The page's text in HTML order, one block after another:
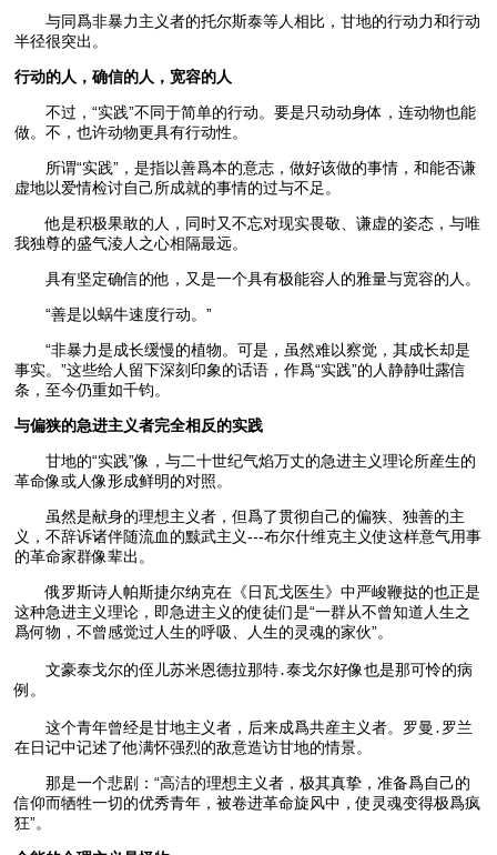
与同爲非暴力主义者的托尔斯泰等人相比，甘地的行动力和行动
半径很突出。
行动的人，确信的人，宽容的人
不过，“实践”不同于简单的行动。要是只动动身体，连动物也能
做。不，也许动物更具有行动性。
所谓“实践”，是指以善爲本的意志，做好该做的事情，和能否谦
虚地以爱情检讨自己所成就的事情的过与不足。
他是积极果敢的人，同时又不忘对现实畏敬、谦虚的姿态，与唯
我独尊的盛气淩人之心相隔最远。
具有坚定确信的他，又是一个具有极能容人的雅量与宽容的人。
“善是以蜗牛速度行动。”
“非暴力是成长缓慢的植物。可是，虽然难以察觉，其成长却是
事实。”这些给人留下深刻印象的话语，作爲“实践”的人静静吐露信
条，至今仍重如千钧。
与偏狭的急进主义者完全相反的实践
甘地的“实践”像，与二十世纪气焰万丈的急进主义理论所産生的
革命像或人像形成鲜明的对照。
虽然是献身的理想主义者，但爲了贯彻自己的偏狭、独善的主
义，不辞诉诸伴随流血的黩武主义---布尔什维克主义使这样意气用事
的革命家群像辈出。
俄罗斯诗人帕斯捷尔纳克在《日瓦戈医生》中严峻鞭挞的也正是
这种急进主义理论，即急进主义的使徒们是“一群从不曾知道人生之
爲何物，不曾感觉过人生的呼吸、人生的灵魂的家伙”。
文豪泰戈尔的侄儿苏米恩德拉那特․泰戈尔好像也是那可怜的病
例。
这个青年曾经是甘地主义者，后来成爲共産主义者。罗曼․罗兰
在日记中记述了他满怀强烈的敌意造访甘地的情景。
那是一个悲剧：“高洁的理想主义者，极其真挚，准备爲自己的
信仰而牺牲一切的优秀青年，被卷进革命旋风中，使灵魂变得极爲疯
狂”。